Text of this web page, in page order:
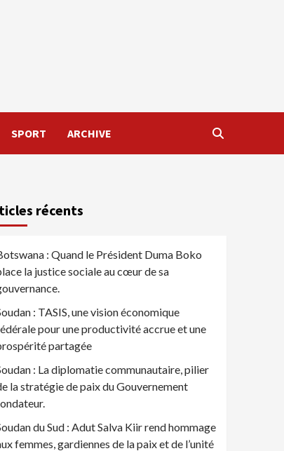
SPORT ARCHIVE
récents
: Quand le Président Duma Boko
la justice sociale au cœur de sa
: TASIS, une vision économique
pour une productivité accrue et une
partagée
: La diplomatie communautaire, pilier
la stratégie de paix du Gouvernement
du Sud : Adut Salva Kiir rend hommage
femmes, gardiennes de la paix et de l’unité